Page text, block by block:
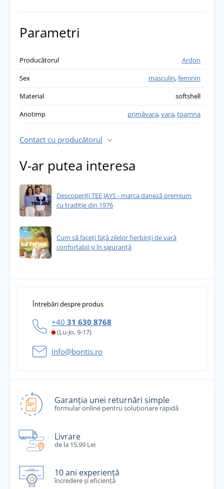
Parametri
Producătorul
Ardon
Sex
masculin,feminin
Material
softshell
Anotimp
primăvara,vara,toamna
Contact cu producătorul
V-ar putea interesa
Descoperiți TEE JAYS - marca daneză premium
cu tradiție din 1976
Cum să faceți față zilelor fierbinți de vară
confortabil și în siguranță
Întrebări despre produs
+40 31 630 8768
(Lu-Jo, 9-17)
info@bontis.ro
Garanția unei returnări simple
formular online pentru soluționare rapidă
Livrare
de la 15,99 Lei
10 ani experiență
încredere și eficiență